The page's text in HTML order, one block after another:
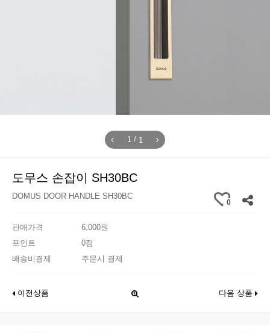
1 / 1
도무스 손잡이 SH30BC
DOMUS DOOR HANDLE SH30BC
0
판매가격
6,000원
포인트
0점
배송비결제
주문시 결제
이전상품 다음 상품